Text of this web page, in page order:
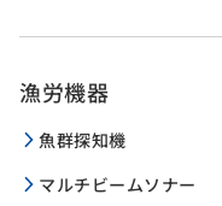
漁労機器
魚群探知機
マルチビームソナー